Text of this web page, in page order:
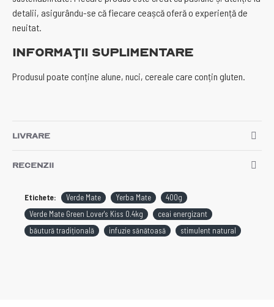
detalii, asigurându-se că fiecare ceașcă oferă o experiență de
neuitat.
Informații suplimentare
Produsul poate conține alune, nuci, cereale care conțin gluten.
LIVRARE
RECENZII
Etichete: Verde Mate Yerba Mate
400g
Verde Mate Green Lover's Kiss 0.4kg
ceai energizant
băutură tradițională
infuzie sănătoasă stimulent natural